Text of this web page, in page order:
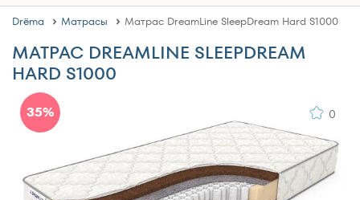
Drёma Матрасы Матрас DreamLine SleepDream Hard S1000
МАТРАС DREAMLINE SLEEPDREAM
HARD S1000
35% 0